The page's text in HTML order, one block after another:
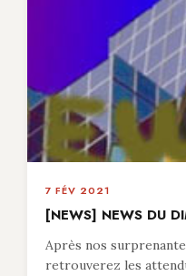
7 FÉV 2021
[NEWS] NEWS DU
Après nos
retrouverez les